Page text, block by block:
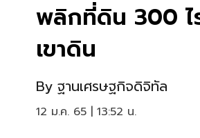
พลิกที่ดิน 300 ไ
เขาดิน
By ฐานเศรษฐกิจดิจิทัล
12 ม.ค. 65 | 13:52 น.